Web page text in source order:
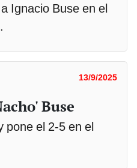
Ignacio Buse en el
13/9/2025
Buse
pone el 2-5 en el